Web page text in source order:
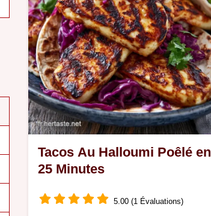
Tacos Au Halloumi Poêlé en
25 Minutes
5.00 (1 Évaluations)